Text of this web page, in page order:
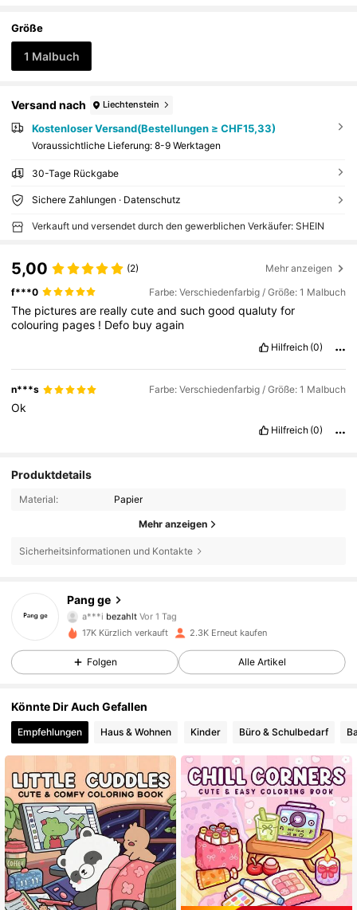
en Ausmalen
Größe
1 Malbuch
Versand nach Liechtenstein
Kostenloser Versand(Bestellungen ≥ CHF15,33)
Voraussichtliche Lieferung: 8-9 Werktagen
30-Tage Rückgabe
Sichere Zahlungen · Datenschutz
Verkauft und versendet durch den gewerblichen Verkäufer: SHEIN
5,00 (2) Mehr anzeigen
f***0 Farbe: Verschiedenfarbig / Größe: 1 Malbuch
The picturesare reallycuteandsuchgoodqualutyfor
colouring pages ! Defo buyagain
Hilfreich (0)
n***s Farbe: Verschiedenfarbig / Größe: 1 Malbuch
Ok
Hilfreich (0)
Produktdetails
Material: Papier
Mehr anzeigen
Sicherheitsinformationen und Kontakte
Pang ge
4,90
376 Follower
a***i bezahlt Vor 1 Tag
4,90
4,90 376 Follower
4,90 376 Follower
4,90 376 Follower
17K Kürzlich verkauft 2.3K Erneut kaufen
Folgen Alle Artikel
Könnte Dir Auch Gefallen
Empfehlungen Haus & Wohnen Kinder Büro & Schulbedarf